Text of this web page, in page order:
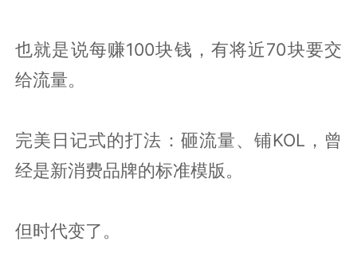
也就是说每赚100块钱，有将近70块要交
给流量。
完美日记式的打法：砸流量、铺KOL，曾
经是新消费品牌的标准模版。
但时代变了。